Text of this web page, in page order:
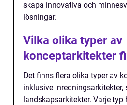
skapa innovativa och
lösningar.
Vilka olika typer av
konceptarkitekter
Det finns flera olika typer av
inklusive inredningsarkitekter,
landskapsarkitekter. Varje